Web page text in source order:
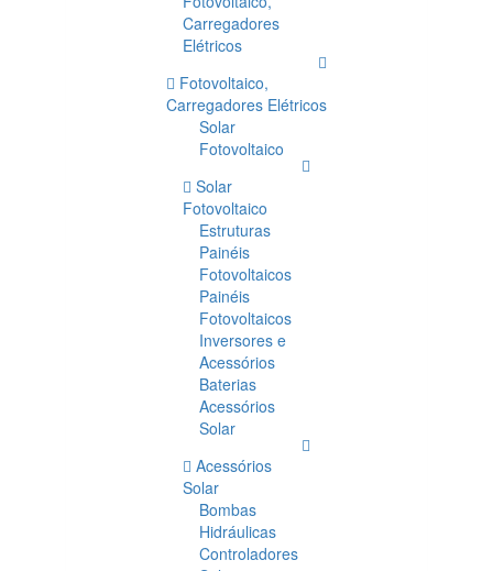
Carregadores
Elétricos
Fotovoltaico,
Carregadores Elétricos
Solar
Fotovoltaico
Solar
Fotovoltaico
Estruturas
Painéis
Fotovoltaicos
Painéis
Fotovoltaicos
Inversores e
Acessórios
Baterias
Acessórios
Solar
Acessórios
Solar
Bombas
Hidráulicas
Controladores